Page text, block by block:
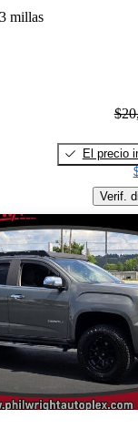
millas
El precio
Verif.